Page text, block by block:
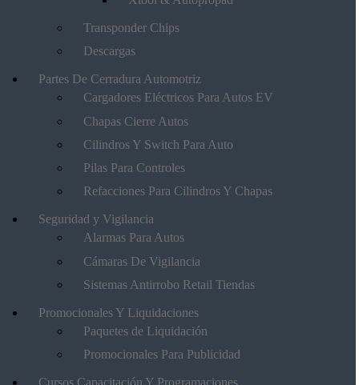
Transponder Chips
Descargas
Partes De Cerradura Automotriz
Cargadores Eléctricos Para Autos EV
Chapas Cierre Autos
Cilindros Y Switch Para Auto
Pilas Para Controles
Refacciones Para Cilindros Y Chapas
Seguridad y Vigilancia
Alarmas Para Autos
Cámaras De Vigilancia
Sistemas Antirrobo Retail Tiendas
Promocionales Y Liquidaciones
Paquetes de Liquidación
Promocionales Para Publicidad